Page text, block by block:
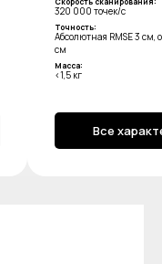
320 000 точек/с
Точность:
Абсолютная RMSE 3 см,
см
Масса:
<1,5 кг
Все